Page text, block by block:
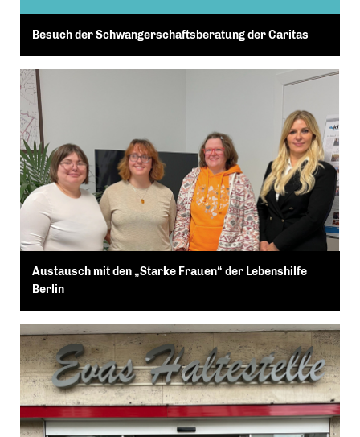
Besuch der Schwangerschaftsberatung der Caritas
Austausch mit den „Starke Frauen“ der Lebenshilfe
Berlin